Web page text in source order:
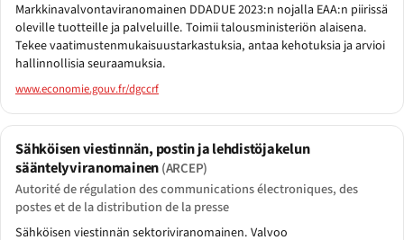
Markkinavalvontaviranomainen DDADUE 2023:n nojalla EAA:n piirissä
oleville tuotteille ja palveluille. Toimii talousministeriön alaisena.
Tekee vaatimustenmukaisuustarkastuksia, antaa kehotuksia ja arvioi
hallinnollisia seuraamuksia.
www.economie.gouv.fr/dgccrf
Sähköisen viestinnän, postin ja lehdistöjakelun
sääntelyviranomainen(ARCEP)
Autorité de régulation des communications électroniques, des
postes et de la distribution de la presse
Sähköisen viestinnän sektoriviranomainen. Valvoo